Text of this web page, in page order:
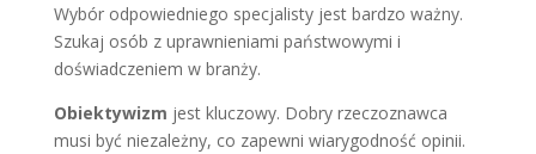
Wybór odpowiedniego specjalisty jest bardzo ważny.
Szukaj osób z uprawnieniami państwowymi i
doświadczeniem w branży.
Obiektywizm jest kluczowy. Dobry rzeczoznawca
musi być niezależny, co zapewni wiarygodność opinii.